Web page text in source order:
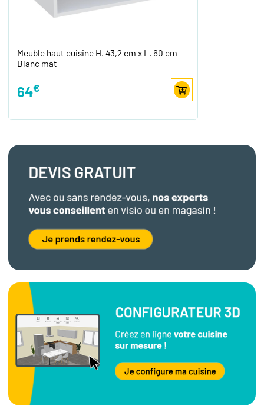
Meuble haut cuisine H. 43,2 cm x L. 60 cm -
Blanc mat
64€